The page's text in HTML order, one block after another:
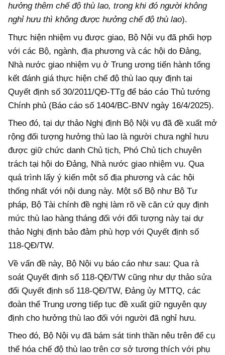
hưởng thêm chế độ thù lao, trong khi đó người không
nghỉ hưu thì không được hưởng chế độ thù lao).
Thực hiện nhiệm vụ được giao, Bộ Nội vụ đã phối hợp
với các Bộ, ngành, địa phương và các hội do Đảng,
Nhà nước giao nhiệm vụ ở Trung ương tiến hành tổng
kết đánh giá thực hiện chế độ thù lao quy định tại
Quyết định số 30/2011/QĐ-TTg để báo cáo Thủ tướng
Chính phủ (Báo cáo số 1404/BC-BNV ngày 16/4/2025).
Theo đó, tại dự thảo Nghị định Bộ Nội vụ đã đề xuất mở
rộng đối tượng hưởng thù lao là người chưa nghỉ hưu
được giữ chức danh Chủ tịch, Phó Chủ tịch chuyên
trách tại hội do Đảng, Nhà nước giao nhiệm vụ. Qua
quá trình lấy ý kiến một số địa phương và các hội
thống nhất với nội dung này. Một số Bộ như Bộ Tư
pháp, Bộ Tài chính đề nghị làm rõ về căn cứ quy định
mức thù lao hàng tháng đối với đối tượng này tại dự
thảo Nghị định bảo đảm phù hợp với Quyết định số
118-QĐ/TW.
Về vấn đề này, Bộ Nội vụ báo cáo như sau: Qua rà
soát Quyết định số 118-QĐ/TW cũng như dự thảo sửa
đổi Quyết định số 118-QĐ/TW, Đảng ủy MTTQ, các
đoàn thể Trung ương tiếp tục đề xuất giữ nguyên quy
định cho hưởng thù lao đối với người đã nghỉ hưu.
Theo đó, Bộ Nội vụ đã bám sát tinh thần nêu trên để cụ
thể hóa chế độ thù lao trên cơ sở tương thích với phụ